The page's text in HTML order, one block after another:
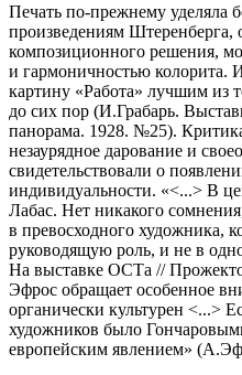
Печать по-прежнему уделяла
произведениям
композиционного решения,
и гармоничностью колорита.
картину «Работа» лучшим из
до сих пор (И.Грабарь.
панорама. 1928. №25).
незаурядное дарование и
свидетельствовали о
индивидуальности. «<...> В
Лабас. Нет никакого
в превосходного художника,
руководящую роль, и не в
На выставке ОСТа //
Эфрос обращает особенное
органически культурен <...>
художников было
европейским явлением»